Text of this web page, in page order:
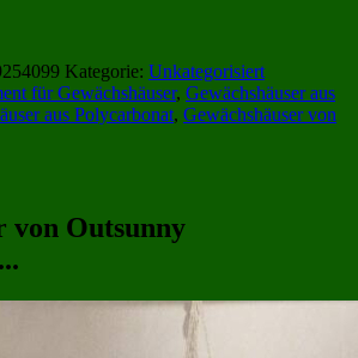
Kategorie: Unkategorisiert
für Gewächshäuser, Gewächshäuser aus
aus Polycarbonat, Gewächshäuser von
von Outsunny